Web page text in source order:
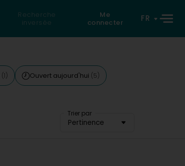
Recherche
inversée
Me
connecter
FR
(1) Ouvert aujourd'hui (5)
Trier par
Pertinence